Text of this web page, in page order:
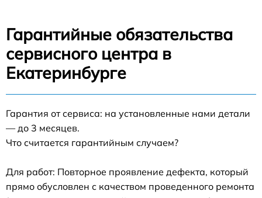
Гарантийные обязательства
сервисного центра в
Екатеринбурге
Гарантия от сервиса: на установленные нами детали
— до 3 месяцев.
Что считается гарантийным случаем?
Для работ: Повторное проявление дефекта, который
прямо обусловлен с качеством проведенного ремонта